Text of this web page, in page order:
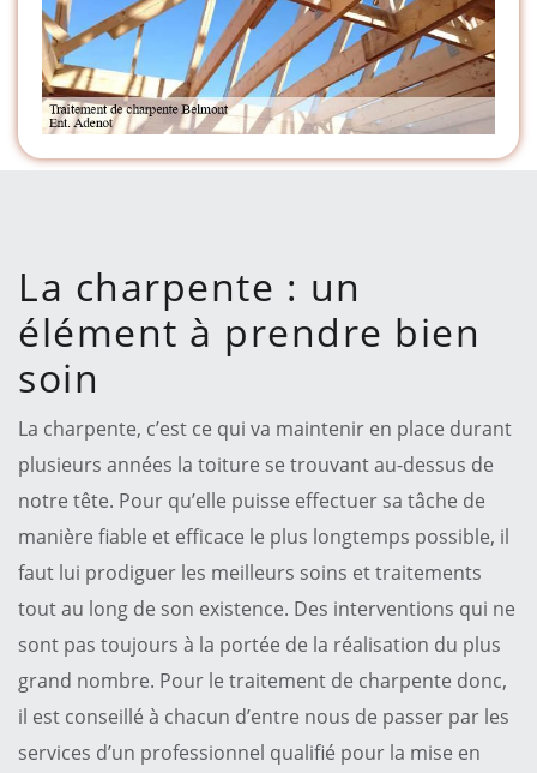
La charpente : un
élément à prendre bien
soin
La charpente, c’est ce qui va maintenir en place durant
plusieurs années la toiture se trouvant au-dessus de
notre tête. Pour qu’elle puisse effectuer sa tâche de
manière fiable et efficace le plus longtemps possible, il
faut lui prodiguer les meilleurs soins et traitements
tout au long de son existence. Des interventions qui ne
sont pas toujours à la portée de la réalisation du plus
grand nombre. Pour le traitement de charpente donc,
il est conseillé à chacun d’entre nous de passer par les
services d’un professionnel qualifié pour la mise en